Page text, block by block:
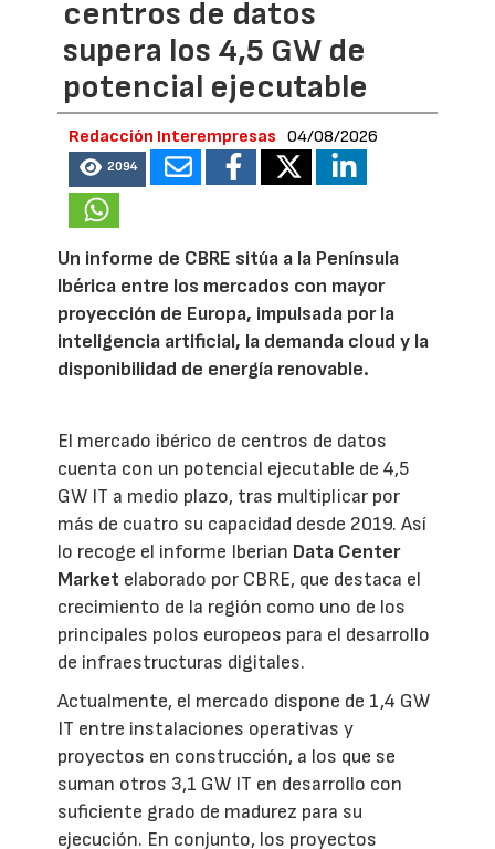
centros de datos
supera los 4,5 GW de
potencial ejecutable
Redacción Interempresas 04/08/2026
2094
Un informe de CBRE sitúa a la Península
Ibérica entre los mercados con mayor
proyección de Europa, impulsada por la
inteligencia artificial, la demanda cloud y la
disponibilidad de energía renovable.
El mercado ibérico de centros de datos
cuenta con un potencial ejecutable de 4,5
GW IT a medio plazo, tras multiplicar por
más de cuatro su capacidad desde 2019. Así
lo recoge el informe Iberian Data Center
Market elaborado por CBRE, que destaca el
crecimiento de la región como uno de los
principales polos europeos para el desarrollo
de infraestructuras digitales.
Actualmente, el mercado dispone de 1,4 GW
IT entre instalaciones operativas y
proyectos en construcción, a los que se
suman otros 3,1 GW IT en desarrollo con
suficiente grado de madurez para su
ejecución. En conjunto, los proyectos